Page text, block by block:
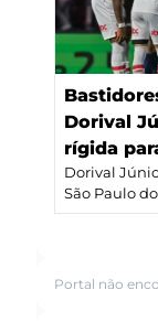
Dorival
rígida
Dorival
São Paulo
Portal não